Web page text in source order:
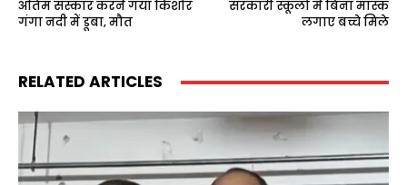
अंतिम संस्कार करने गया किशोर
गंगा नदी में डूबा‚ मौत
सरकारी स्कूलों में बिना मास्क
लगाए बच्चे मिले
RELATED ARTICLES